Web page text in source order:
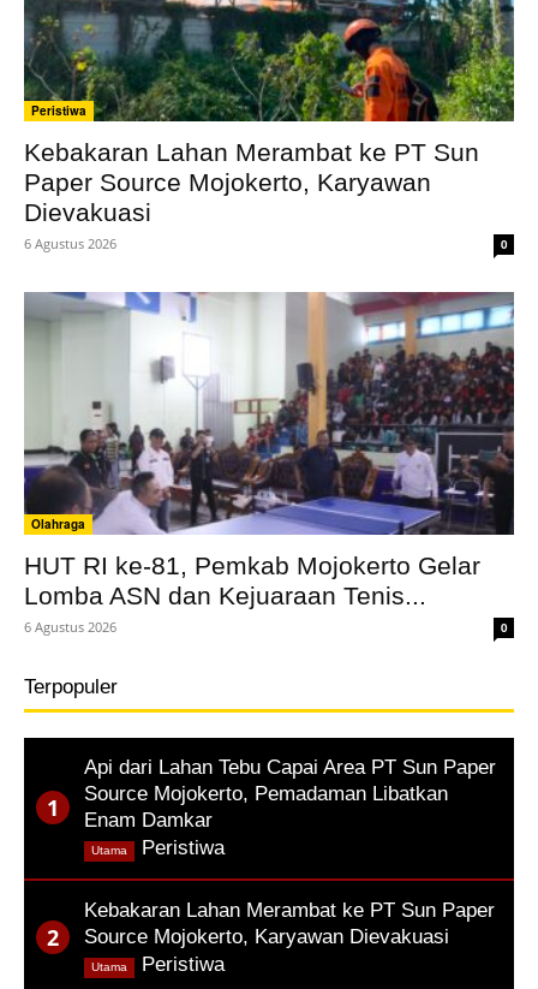
Peristiwa
Kebakaran Lahan Merambat ke PT Sun
Paper Source Mojokerto, Karyawan
Dievakuasi
6 Agustus 2026 0
Olahraga
HUT RI ke-81, Pemkab Mojokerto Gelar
Lomba ASN dan Kejuaraan Tenis...
6 Agustus 2026 0
Terpopuler
Api dari Lahan Tebu Capai Area PT Sun Paper
Source Mojokerto, Pemadaman Libatkan
Enam Damkar
Peristiwa
Utama
Kebakaran Lahan Merambat ke PT Sun Paper
Source Mojokerto, Karyawan Dievakuasi
Peristiwa
Utama